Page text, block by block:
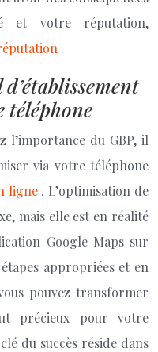
et votre réputation,
.
téléphone
l’importance du GBP, il
via votre téléphone
ligne . L’optimisation de
mais elle est en réalité
Google Maps sur
appropriées et en
pouvez transformer
précieux pour votre
du succès réside dans